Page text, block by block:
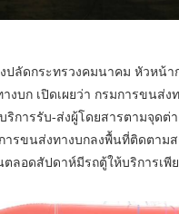
ปลัดกระทรวงคมนาคม หัวหน้
บก เปิดเผยว่า กรมการขนส่
ริการรับ-ส่งผู้โดยสารตามจุด
รขนส่งทางบกลงพื้นที่ติดตาม
ลอดสัปดาห์มีรถตู้ให้บริการเพี